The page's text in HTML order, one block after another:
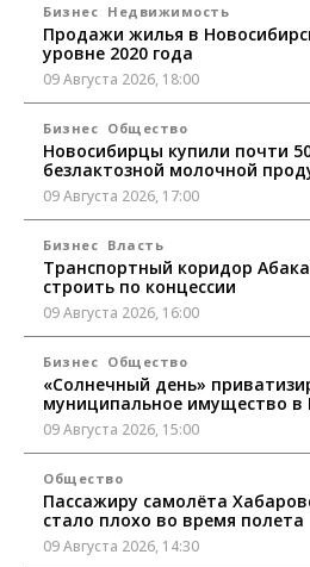
Бизнес Недвижимость
Продажи жилья в
уровне 2020 года
09 Августа 2026, 18:00
Бизнес Общество
Новосибирцы купили почти
безлактозной молочной
09 Августа 2026, 17:00
Бизнес Власть
Транспортный коридор
строить по концессии
09 Августа 2026, 16:00
Бизнес Общество
«Солнечный день»
муниципальное имущество в
09 Августа 2026, 15:00
Общество
Пассажиру самолёта
стало плохо во время полета
09 Августа 2026, 14:30